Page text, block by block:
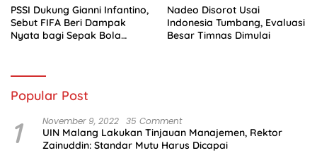
PSSI Dukung Gianni Infantino,
Sebut FIFA Beri Dampak
Nyata bagi Sepak Bola
Nadeo Disorot Usai
Indonesia Tumbang, Evaluasi
Besar Timnas Dimulai
Popular Post
1 November 9, 2022 35 Comment
UIN Malang Lakukan Tinjauan Manajemen, Rektor
Zainuddin: Standar Mutu Harus Dicapai